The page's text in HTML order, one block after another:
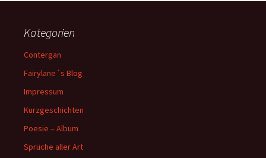
Kategorien
Contergan
Fairylane´s Blog
Impressum
Kurzgeschichten
Poesie – Album
Sprüche aller Art